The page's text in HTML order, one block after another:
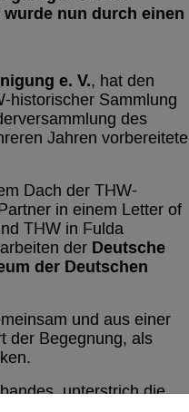
nun durch einen
e. V., hat den
historischer Sammlung
des
Jahren vorbereitete
Dach der THW-
in einem Letter of
THW in Fulda
der Deutsche
der Deutschen
und aus einer
der Begegnung, als
unterstrich die